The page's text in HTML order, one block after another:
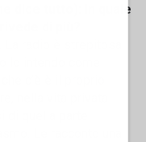
dice tutto): in quale
di più?
radio è strepitosa.
lo intendo come
c’è è il proprio
nella vita privata
quella parte
Le racconto una